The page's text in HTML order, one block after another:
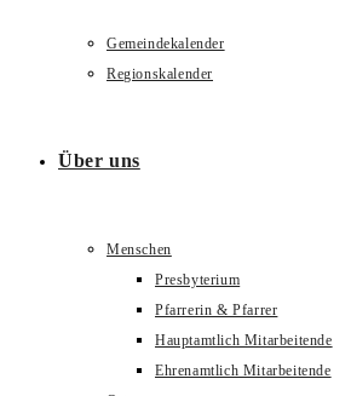
Gemeindekalender
Regionskalender
Über uns
Menschen
Presbyterium
Pfarrerin & Pfarrer
Hauptamtlich Mitarbeitende
Ehrenamtlich Mitarbeitende